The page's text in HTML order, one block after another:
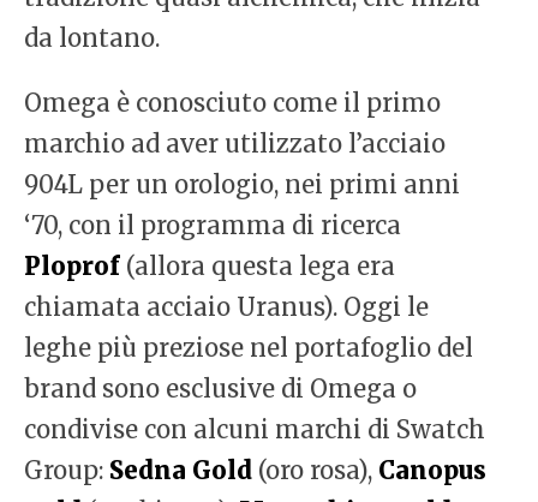
da lontano.
Omega è conosciuto come il primo
marchio ad aver utilizzato l’acciaio
904L per un orologio, nei primi anni
‘70, con il programma di ricerca
Ploprof (allora questa lega era
chiamata acciaio Uranus). Oggi le
leghe più preziose nel portafoglio del
brand sono esclusive di Omega o
condivise con alcuni marchi di Swatch
Group: Sedna Gold (oro rosa), Canopus